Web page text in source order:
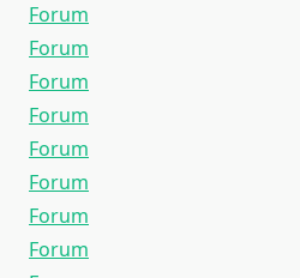
Forum
Forum
Forum
Forum
Forum
Forum
Forum
Forum